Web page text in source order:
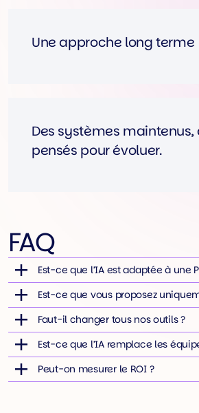
Une approche long terme
Des systèmes
pensés pour évoluer.
FAQ
Est-ce que l’IA est adaptée à une
Est-ce que vous proposez
Faut-il changer tous nos outils ?
Est-ce que l’IA remplace les
Peut-on mesurer le ROI ?